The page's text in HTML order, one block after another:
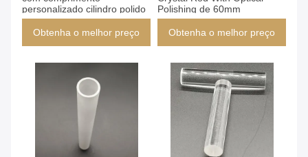
personalizado cilindro polido
Obtenha o melhor preço
Polishing de 60mm
Obtenha o melhor preço